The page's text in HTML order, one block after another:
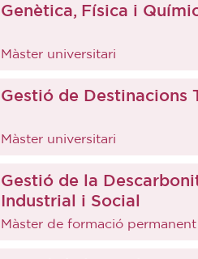
Genètica, Física i
Màster universitari
Gestió de Destinacions
Màster universitari
Gestió de la
Industrial i Social
Màster de formació permanent